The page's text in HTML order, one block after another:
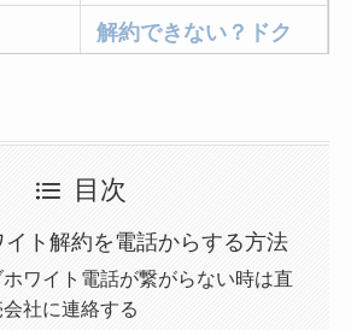
解約できない？ドク
解約方法まとめ！契
どうなる？
レミノの解約方法ま
目次
イト解約を電話からする方法
ワイト電話が繋がらない時は直
社に連絡する